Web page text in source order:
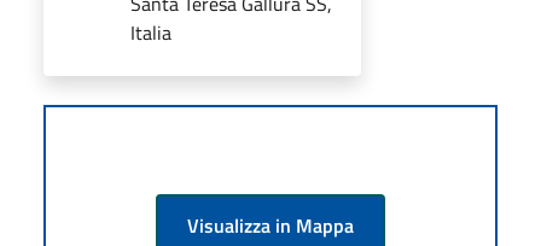
Italia
Visualizza in Mappa